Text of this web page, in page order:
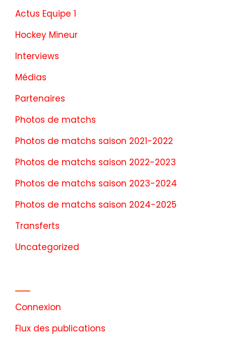
Actus Equipe 1
Hockey Mineur
Interviews
Médias
Partenaires
Photos de matchs
Photos de matchs saison 2021-2022
Photos de matchs saison 2022-2023
Photos de matchs saison 2023-2024
Photos de matchs saison 2024-2025
Transferts
Uncategorized
Connexion
Flux des publications